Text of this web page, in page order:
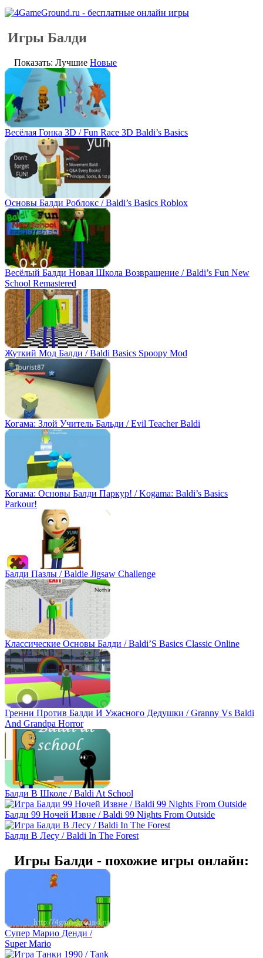
Игры Балди
Показать: Лучшие Новые
Весёлая Гонка 3D / Fun Race 3D Baldi’s Basics
Основы Балди Роблокс / Baldi’s Basics Roblox
Весёлый Балди Новая Школа Возвращение / Baldi’s Fun New
School Remastered
Жуткий Мод Балди / Baldi Basics Spoopy Mod
Когама: Злой Учитель Бальди / Evil Teacher Baldi
Когама: Основы Балди Паркур! / Kogama: Baldi’s Basics
Parkour!
Балди Пазлы / Baldie Jigsaw Challenge
Классические Основы Балди / Baldi’S Basics Classic Online
Гренни Против Балди И Ужасного Дедушки / Granny Vs Baldi
And Grandpa Horror
Балди В Школе / Baldi At School
Балди 99 Ночей Извне / Baldi 99 Nights From Outside
Балди В Лесу / Baldi In The Forest
Игры Балди - похожие игры онлайн:
Супер Марио Денди /
Super Mario